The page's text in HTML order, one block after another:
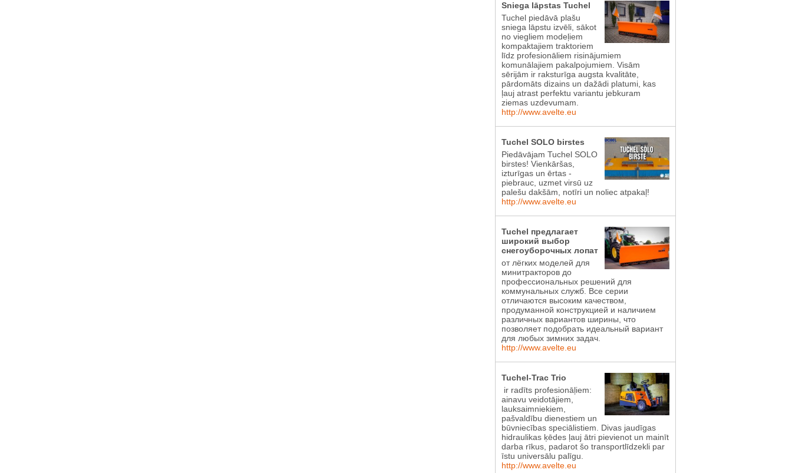
Sniega lāpstas Tuchel
Tuchel piedāvā plašu
sniega lāpstu izvēli, sākot
no viegliem modeļiem
kompaktajiem traktoriem
līdz profesionāliem risinājumiem
komunālajiem pakalpojumiem. Visām
sērijām ir raksturīga augsta kvalitāte,
pārdomāts dizains un dažādi platumi, kas
ļauj atrast perfektu variantu jebkuram
ziemas uzdevumam.
http://www.avelte.eu
Tuchel SOLO birstes
Piedāvājam Tuchel SOLO
birstes! Vienkāršas,
izturīgas un ērtas -
piebrauc, uzmet virsū uz
palešu dakšām, notīri un noliec atpakaļ!
http://www.avelte.eu
Tuchel предлагает
широкий выбор
снегоуборочных лопат
от лёгких моделей для
минитракторов до
профессиональных решений для
коммунальных служб. Все серии
отличаются высоким качеством,
продуманной конструкцией и наличием
различных вариантов ширины, что
позволяет подобрать идеальный вариант
для любых зимних задач.
http://www.avelte.eu
Tuchel-Trac Trio
ir radīts profesionāļiem:
ainavu veidotājiem,
lauksaimniekiem,
pašvaldību dienestiem un
būvniecības speciālistiem. Divas jaudīgas
hidraulikas ķēdes ļauj ātri pievienot un mainīt
darba rīkus, padarot šo transportlīdzekli par
īstu universālu palīgu.
http://www.avelte.eu